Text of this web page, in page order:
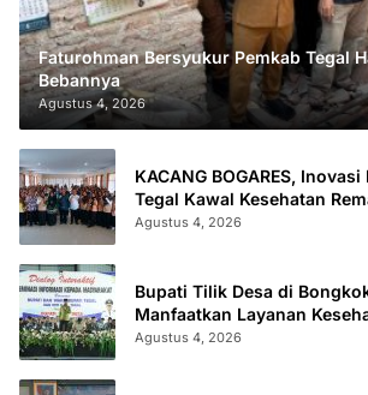
Faturohman Bersyukur Pemkab Tegal
Bebannya
Agustus 4, 2026
KACANG BOGARES,
Tegal Kawal Kesehatan
Stunting
Agustus 4, 2026
Bupati Tilik Desa di
Manfaatkan Layanan
Administrasi
Agustus 4, 2026